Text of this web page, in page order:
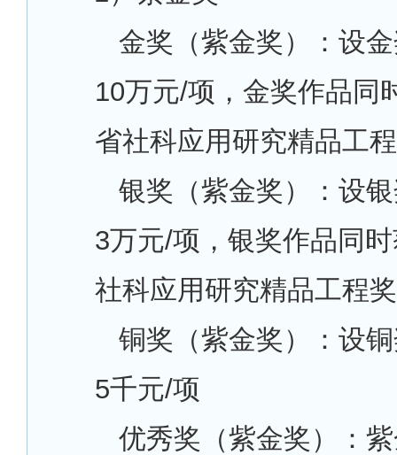
金奖（紫金奖）：设
10万元/项，金奖作品同
省社科应用研究精品工
银奖（紫金奖）：设
3万元/项，银奖作品同
社科应用研究精品工程
铜奖（紫金奖）：设
5千元/项
优秀奖（紫金奖）：